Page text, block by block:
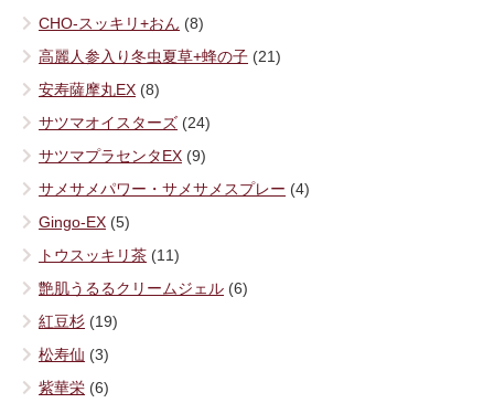
CHO-スッキリ+おん (8)
高麗人参入り冬虫夏草+蜂の子 (21)
安寿薩摩丸EX (8)
サツマオイスターズ (24)
サツマプラセンタEX (9)
サメサメパワー・サメサメスプレー (4)
Gingo-EX (5)
トウスッキリ茶 (11)
艶肌うるるクリームジェル (6)
紅豆杉 (19)
松寿仙 (3)
紫華栄 (6)